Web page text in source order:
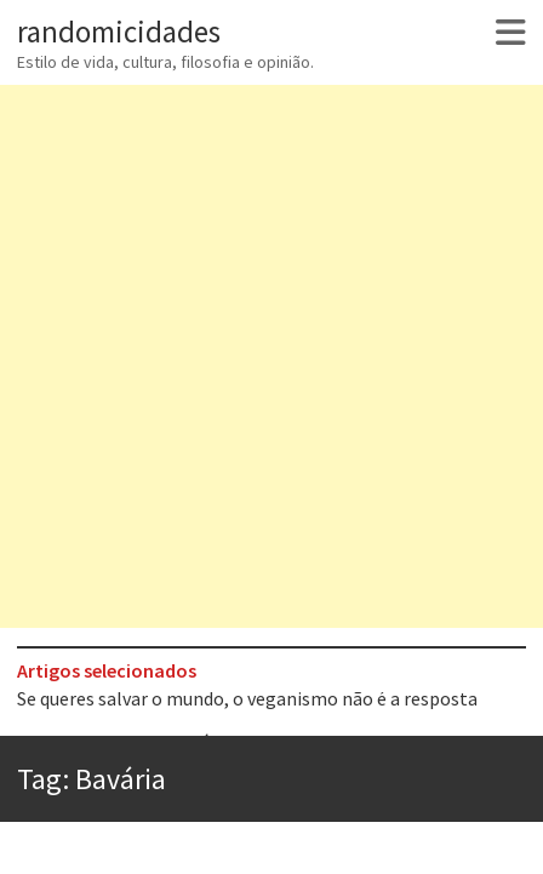
randomicidades
Estilo de vida, cultura, filosofia e opinião.
Artigos selecionados
Tem que filmar isso daí
Aprender a fracassar é o segredo do sucesso
Tag: Bavária